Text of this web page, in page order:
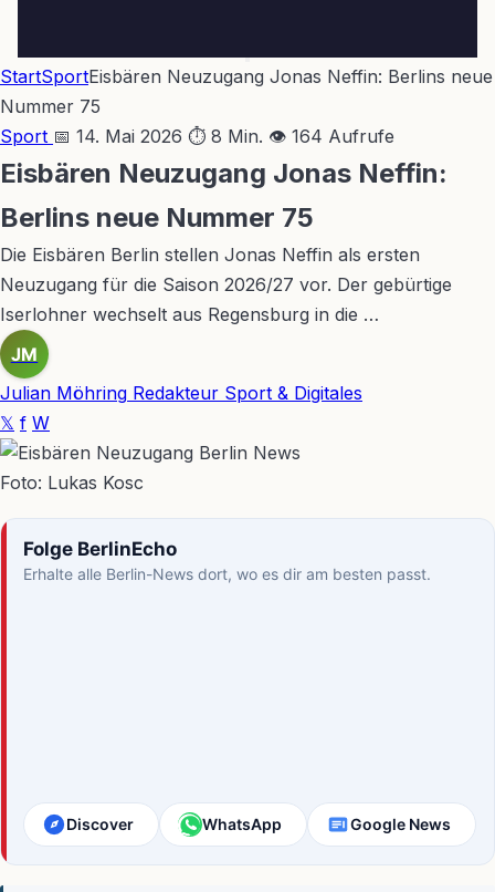
StartSportEisbären Neuzugang Jonas Neffin: Berlins neue
Nummer 75
Sport 📅 14. Mai 2026 ⏱ 8 Min. 👁 164 Aufrufe
Eisbären Neuzugang Jonas Neffin:
Berlins neue Nummer 75
Die Eisbären Berlin stellen Jonas Neffin als ersten
Neuzugang für die Saison 2026/27 vor. Der gebürtige
Iserlohner wechselt aus Regensburg in die …
JM
Julian Möhring Redakteur Sport & Digitales
𝕏 f W
Foto: Lukas Kosc
Folge BerlinEcho
Erhalte alle Berlin-News dort, wo es dir am besten passt.
Discover WhatsApp Google News